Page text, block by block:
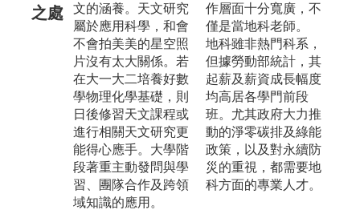
之處
文的涵養。天文研究
屬於應用科學，和會
不會拍美美的星空照
片沒有太大關係。若
在大一大二培養好數
學物理化學基礎，則
日後修習天文課程或
進行相關天文研究更
能得心應手。大學階
段著重主動發問與學
習、團隊合作及跨領
域知識的應用。
作層面十分寬廣，不
僅是當地科老師。
地科雖非熱門科系，
但據勞動部統計，其
起薪及薪資成長幅度
均高居各學門前段
班。尤其政府大力推
動的淨零碳排及綠能
政策，以及對永續防
災的重視，都需要地
科方面的專業人才。